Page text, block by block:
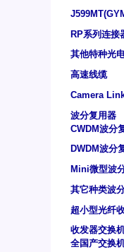
RP系列连接
其他特种光
高速线缆
Camera
波分复用器
CWDM波分
DWDM波分
Mini微型波
其它种类波
超小型光纤
收发器交换
全国产交换